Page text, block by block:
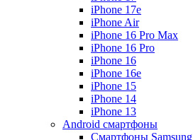
iPhone 17e
iPhone Air
iPhone 16 Pro Max
iPhone 16 Pro
iPhone 16
iPhone 16e
iPhone 15
iPhone 14
iPhone 13
Android cмартфоны
Смартфоны Samsung